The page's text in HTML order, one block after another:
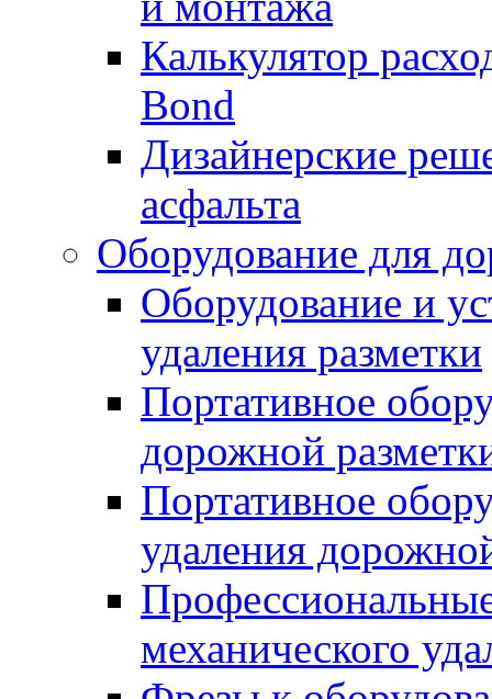
Калькулятор
Bond
Дизайнерские
асфальта
Оборудование для
Оборудование и
удаления разметки
Портативное
дорожной
Портативное
удаления
механического